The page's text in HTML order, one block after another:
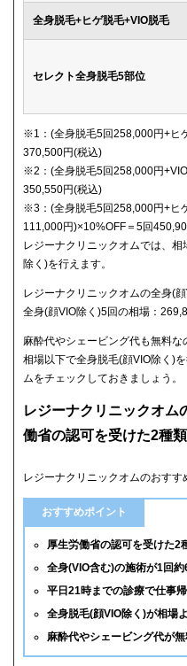
全身脱毛+ヒゲ脱毛+VIO脱毛
セレクト全身脱毛5部位
※1：(全身脱毛5回258,000円+ヒ
370,500円(税込)
※2：(全身脱毛5回258,000円
350,550円(税込)
※3：(全身脱毛5回258,000円+ヒ
111,000円)×10%OFF＝5回
レジーナクリニックオムでは、
除く)を行えます。
レジーナクリニックオムの全身(
全身(顔VIO除く)5回の相場：
麻酔代やシェービング代も無料な
相場以下で全身脱毛(顔VIO除く)
ムをチェックしておきましょう。
レジーナクリニックオム
働省の認可を受けた2種
レジーナクリニックオムのおすす
おすすめポイント
厚生労働省の認可を受けた2
全身(VIO含む)の施術が1回
平日21時までの診療で仕事
全身脱毛(顔VIO除く)が相場
麻酔代やシェービング代が無